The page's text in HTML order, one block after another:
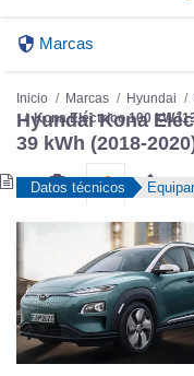
Marcas
Inicio Marcas Hyundai
Kona Eléctrico 100 kW
Hyundai Kona
39 kWh (2018-
Datos técnicos